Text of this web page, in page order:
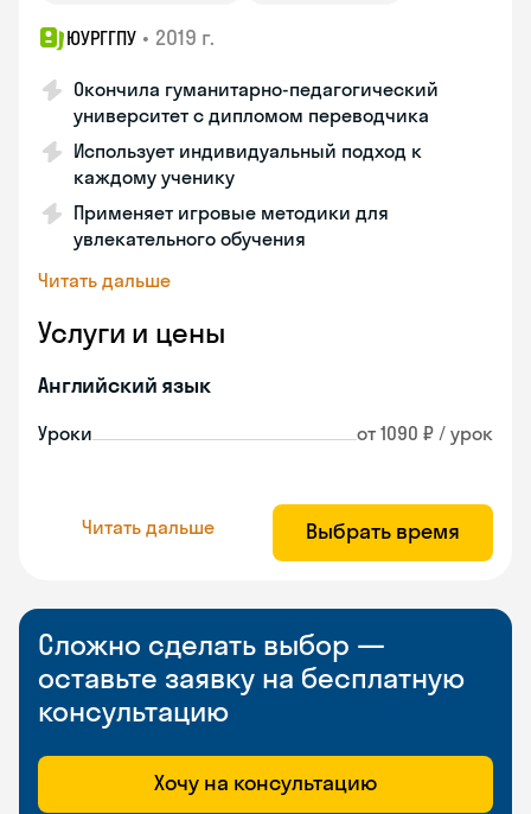
ЮУРГГПУ • 2019 г.
Окончила гуманитарно-педагогический
университет с дипломом переводчика
Использует индивидуальный подход к
каждому ученику
Применяет игровые методики для
увлекательного обучения
Читать дальше
Услуги и цены
Английский язык
Уроки от 1090 ₽ / урок
Читать дальше Выбрать время
Сложно сделать выбор —
оставьте заявку на бесплатную
консультацию
Хочу на консультацию